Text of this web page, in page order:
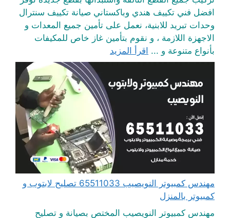
افضل فني تكييف هندي وباكستاني صيانة تكييف سنترال
وحدات تبريد للابنية، نعمل على تأمين جميع المعدات و
الاجهزة اللازمة ، و نقوم بتأمين غاز خاص للمكيفات
بأنواع متنوعة و ... اقرأ المزيد
مهندس كمبيوتر النويصيب 65511033 تصليح لابتوب و
كمبيوتر بالمنزل
مهندس كمبيوتر النويصيب المختص بصيانة و تصليح